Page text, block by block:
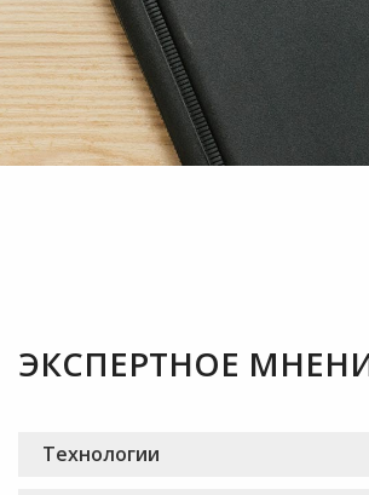
ЭКСПЕРТНОЕ
Технологии